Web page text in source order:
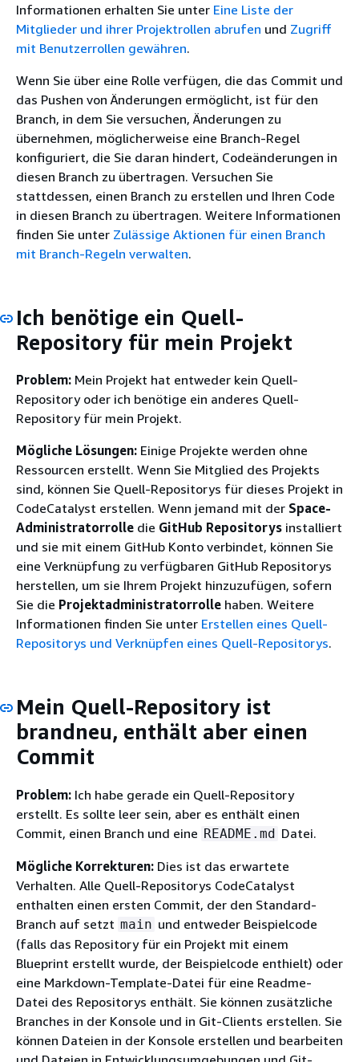
Informationen erhalten Sie unter Eine Liste der
Mitglieder und ihrer Projektrollen abrufen und Zugriff
mit Benutzerrollen gewähren.
Wenn Sie über eine Rolle verfügen, die das Commit und
das Pushen von Änderungen ermöglicht, ist für den
Branch, in dem Sie versuchen, Änderungen zu
übernehmen, möglicherweise eine Branch-Regel
konfiguriert, die Sie daran hindert, Codeänderungen in
diesen Branch zu übertragen. Versuchen Sie
stattdessen, einen Branch zu erstellen und Ihren Code
in diesen Branch zu übertragen. Weitere Informationen
finden Sie unter Zulässige Aktionen für einen Branch
mit Branch-Regeln verwalten.
Ich benötige ein Quell-
Repository für mein Projekt
Problem: Mein Projekt hat entweder kein Quell-
Repository oder ich benötige ein anderes Quell-
Repository für mein Projekt.
Mögliche Lösungen: Einige Projekte werden ohne
Ressourcen erstellt. Wenn Sie Mitglied des Projekts
sind, können Sie Quell-Repositorys für dieses Projekt in
CodeCatalyst erstellen. Wenn jemand mit der Space-
Administratorrolle die GitHub Repositorys installiert
und sie mit einem GitHub Konto verbindet, können Sie
eine Verknüpfung zu verfügbaren GitHub Repositorys
herstellen, um sie Ihrem Projekt hinzuzufügen, sofern
Sie die Projektadministratorrolle haben. Weitere
Informationen finden Sie unter Erstellen eines Quell-
Repositorys und Verknüpfen eines Quell-Repositorys.
Mein Quell-Repository ist
brandneu, enthält aber einen
Commit
Problem: Ich habe gerade ein Quell-Repository
erstellt. Es sollte leer sein, aber es enthält einen
Commit, einen Branch und eine README.md Datei.
Mögliche Korrekturen: Dies ist das erwartete
Verhalten. Alle Quell-Repositorys CodeCatalyst
enthalten einen ersten Commit, der den Standard-
Branch auf setzt main und entweder Beispielcode
(falls das Repository für ein Projekt mit einem
Blueprint erstellt wurde, der Beispielcode enthielt) oder
eine Markdown-Template-Datei für eine Readme-
Datei des Repositorys enthält. Sie können zusätzliche
Branches in der Konsole und in Git-Clients erstellen. Sie
können Dateien in der Konsole erstellen und bearbeiten